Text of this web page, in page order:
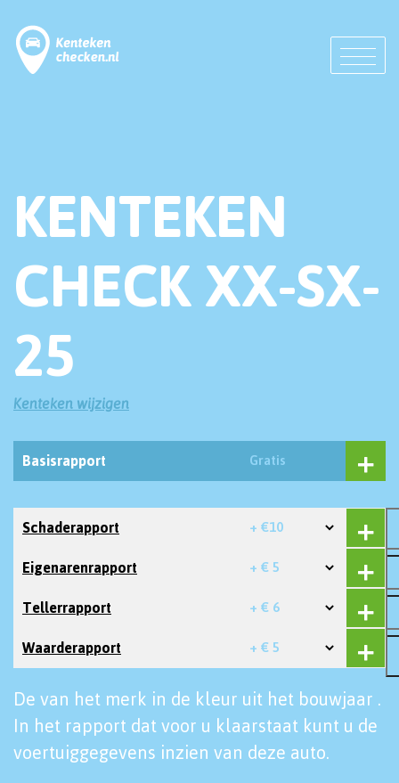
KENTEKEN
CHECK XX-SX-
25
Kenteken wijzigen
Basisrapport Gratis
Schaderapport + €10
Eigenarenrapport + € 5
Tellerrapport + € 6
Waarderapport + € 5
De van het merk in de kleur uit het bouwjaar .
In het rapport dat voor u klaarstaat kunt u de
voertuiggegevens inzien van deze auto.